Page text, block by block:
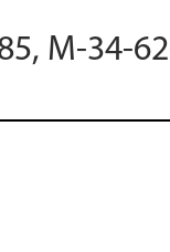
M-34-